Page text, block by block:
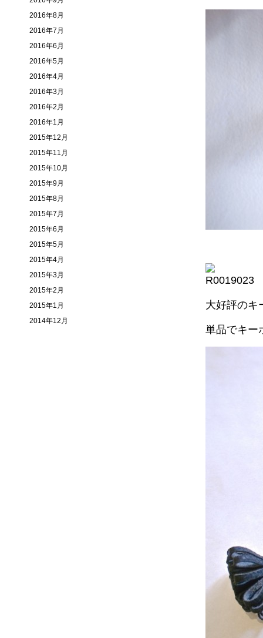
大好評のキ
単品でキー
2016年8月
2016年7月
2016年6月
2016年5月
2016年4月
2016年3月
2016年2月
2016年1月
2015年12月
2015年11月
2015年10月
2015年9月
2015年8月
2015年7月
2015年6月
2015年5月
2015年4月
2015年3月
2015年2月
2015年1月
2014年12月